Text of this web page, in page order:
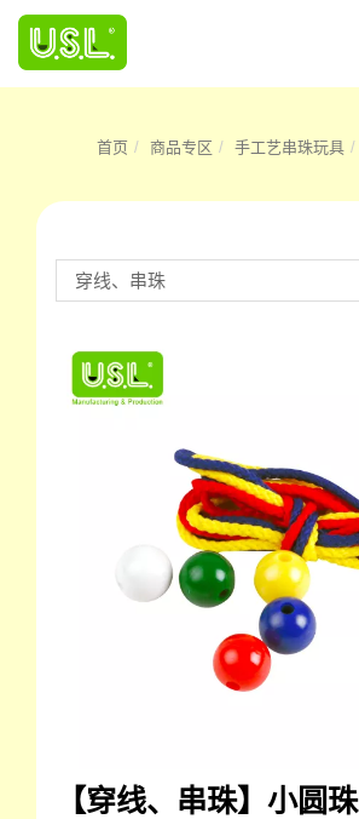
首页 商品专区 手工艺串珠玩具
【穿线、串珠】小圆珠